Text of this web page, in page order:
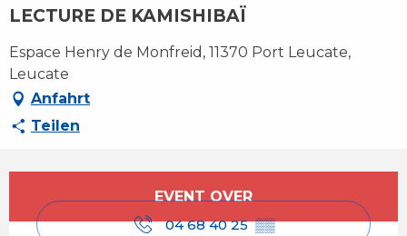
LECTURE DE KAMISHIBAÏ
Espace Henry de Monfreid, 11370 Port Leucate,
Leucate
Anfahrt
Teilen
EVENT OVER
04 68 40 25▒▒